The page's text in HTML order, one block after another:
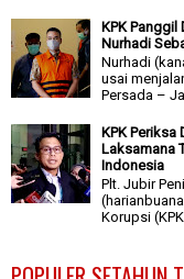
KPK Panggil
Nurhadi
Nurhadi
usai
Persada –
KPK Periksa
Laksamana
Indonesia
Plt. Jubir
Korupsi